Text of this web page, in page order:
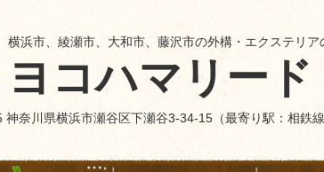
横浜市、綾瀬市、大和市、藤沢市の外構・エクステリ
ヨコハマリード
神奈川県横浜市瀬谷区下瀬谷3-34-15（最寄り駅：相鉄線